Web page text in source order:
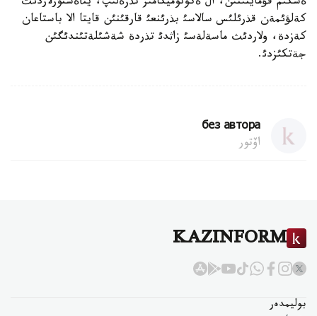
كةلؤئمةن قذرئلئس سالاسئ بذرئنعئ قارقئنئن قايتا الا باستاعان
كةزدة، ولاردئث ماسةلةسئ زاثدئ تذردة شةشئلةتئندئگئن
جةتكئزدئ.
без автора
اۆتور
KAZINFORM
بوليمدەر